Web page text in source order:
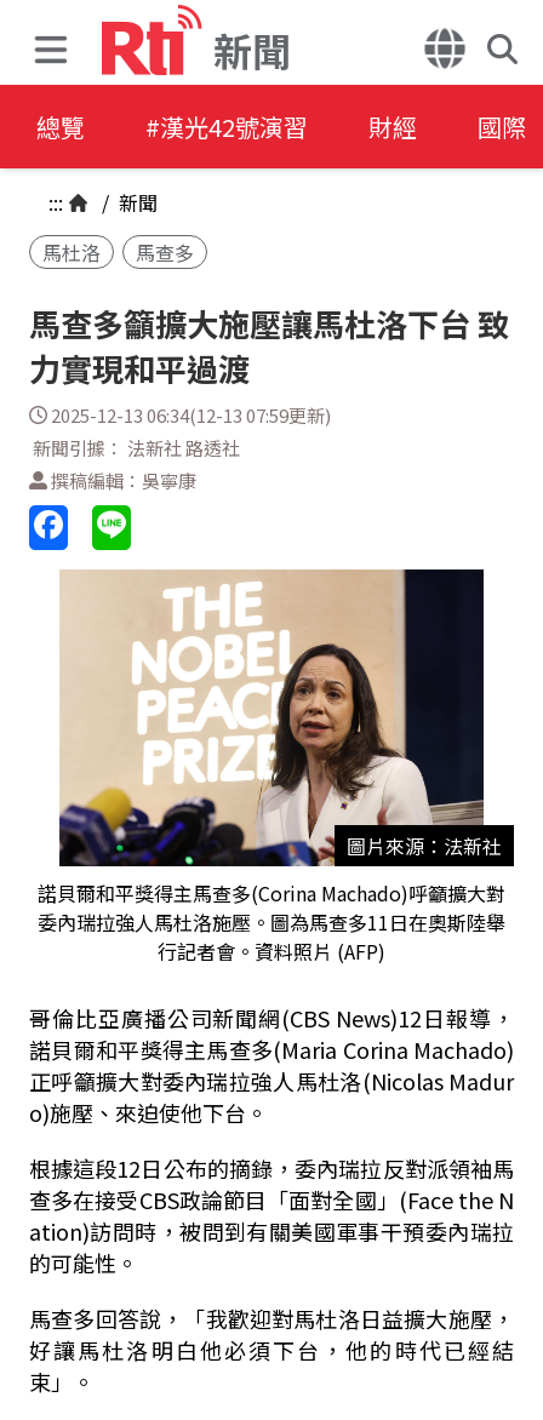
新聞
總覽 #漢光42號演習 財經 國際
::: / 新聞
馬杜洛
馬查多
馬查多籲擴大施壓讓馬杜洛下台 致
力實現和平過渡
2025-12-13 06:34(12-13 07:59更新)
新聞引據： 法新社 路透社
撰稿編輯：吳寧康
圖片來源：法新社
諾貝爾和平獎得主馬查多(Corina Machado)呼籲擴大對
委內瑞拉強人馬杜洛施壓。圖為馬查多11日在奧斯陸舉
行記者會。資料照片 (AFP)
哥倫比亞廣播公司新聞網(CBS News)12日報導，
諾貝爾和平獎得主馬查多(Maria Corina Machado)
正呼籲擴大對委內瑞拉強人馬杜洛(Nicolas Madur
o)施壓、來迫使他下台。
根據這段12日公布的摘錄，委內瑞拉反對派領袖馬
查多在接受CBS政論節目「面對全國」(Face the N
ation)訪問時，被問到有關美國軍事干預委內瑞拉
的可能性。
馬查多回答說，「我歡迎對馬杜洛日益擴大施壓，
好讓馬杜洛明白他必須下台，他的時代已經結
束」。